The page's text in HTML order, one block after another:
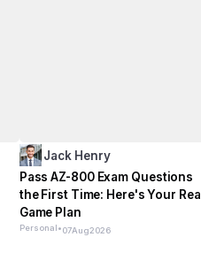
Jack Henry
Pass AZ-800 Exam Questions
the First Time: Here's Your Real
Game Plan
Personal •07Aug2026